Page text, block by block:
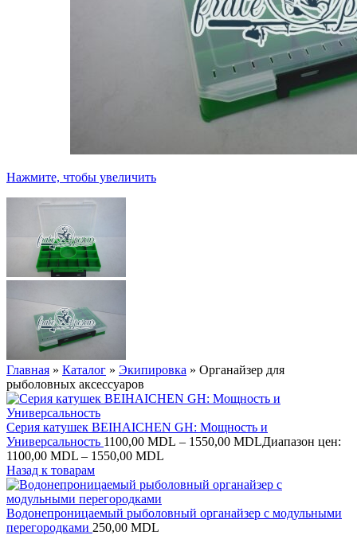
Нажмите, чтобы увеличить
Главная » Каталог » Экипировка » Органайзер для
рыболовных аксессуаров
Серия катушек BEIHAICHEN GH: Мощность и
Универсальность 1100,00 MDL – 1550,00 MDLДиапазон цен:
1100,00 MDL – 1550,00 MDL
Назад к товарам
Водонепроницаемый рыболовный органайзер с модульными
перегородками 250,00 MDL